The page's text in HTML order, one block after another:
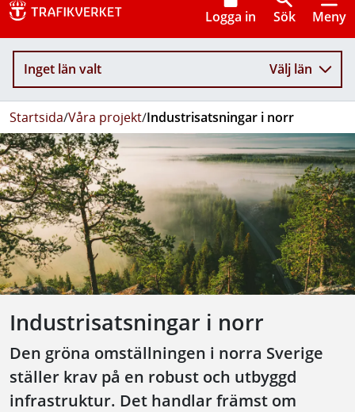
Logga in Sök Meny
Inget län valt Välj län
Startsida/Våra projekt/Industrisatsningar i norr
Industrisatsningar i norr
Den gröna omställningen i norra Sverige
ställer krav på en robust och utbyggd
infrastruktur. Det handlar främst om